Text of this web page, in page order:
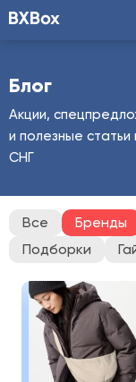
Блог
Акции,
и полезные
СНГ
Все Бренды
Подборки